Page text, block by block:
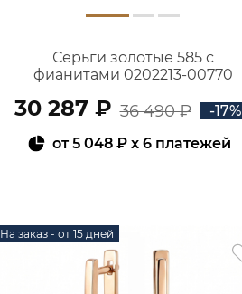
Серьги золотые 585 с
фианитами 0202213-00770
30 287 ₽ 36 490 ₽
-17%
от5 048 ₽x 6 платежей
На заказ - от 15 дней